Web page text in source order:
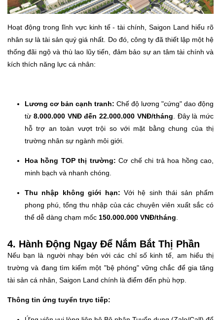
Hoạt động trong lĩnh vực kinh tế - tài chính, Saigon Land hiểu rõ
nhân sự là tài sản quý giá nhất. Do đó, công ty đã thiết lập một hệ
thống đãi ngộ và thù lao lũy tiến, đảm bảo sự an tâm tài chính và
kích thích năng lực cá nhân:
Lương cơ bản cạnh tranh: Chế độ lương "cứng" dao động
từ 8.000.000 VNĐ đến 22.000.000 VNĐ/tháng . Đây là mức
hỗ trợ an toàn vượt trội so với mặt bằng chung của thị
trường nhân sự ngành môi giới.
Hoa hồng TOP thị trường: Cơ chế chi trả hoa hồng cao,
minh bạch và nhanh chóng.
Thu nhập không giới hạn: Với hệ sinh thái sản phẩm
phong phú, tổng thu nhập của các chuyên viên xuất sắc có
thể dễ dàng chạm mốc 150.000.000 VNĐ/tháng
4. Hành Động Ngay Để Nắm Bắt Thị Phần
Nếu bạn là người nhạy bén với các chỉ số kinh tế, am hiểu thị
trường và đang tìm kiếm một "bệ phóng" vững chắc để gia tăng
tài sản cá nhân, Saigon Land chính là điểm đến phù hợp.
Thông tin ứng tuyển trực tiếp: